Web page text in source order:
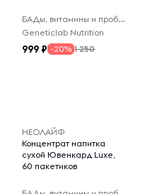
БАДы, витамины и пробиотики
Geneticlab Nutrition
999 -20% 1 250
НЕОЛАЙФ
Концентрат напитка
сухой Ювенкард Luxe,
60 пакетиков